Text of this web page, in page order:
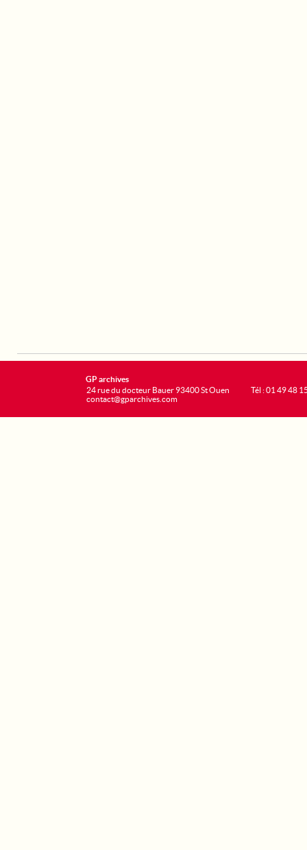
GP archives
24 rue du docteur Bauer 93400 St Ouen
contact@gparchives.com
Tél : 01 49 48